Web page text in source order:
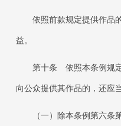
依照前款规定提供作品
益。
第十条 依照本条例规
向公众提供其作品的，还应
（一）除本条例第六